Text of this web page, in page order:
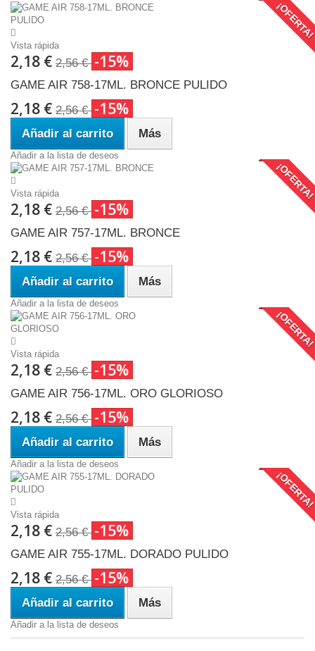
Vista rápida
2,18 € 2,56 € -15%
GAME AIR 758-17ML. BRONCE PULIDO
2,18 € 2,56 € -15%
Añadir al carrito Más
Añadir a la lista de deseos
Vista rápida
2,18 € 2,56 € -15%
GAME AIR 757-17ML. BRONCE
2,18 € 2,56 € -15%
Añadir al carrito Más
Añadir a la lista de deseos
Vista rápida
2,18 € 2,56 € -15%
GAME AIR 756-17ML. ORO GLORIOSO
2,18 € 2,56 € -15%
Añadir al carrito Más
Añadir a la lista de deseos
Vista rápida
2,18 € 2,56 € -15%
GAME AIR 755-17ML. DORADO PULIDO
2,18 € 2,56 € -15%
Añadir al carrito Más
Añadir a la lista de deseos